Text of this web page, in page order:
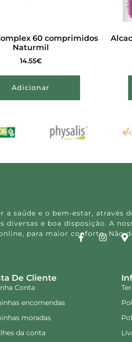
60 comprimidos
Naturmil
14.55€
Adicionar
a saúde e o bem-estar, através
e boa disposição. A
para maior conforto. Não
De Cliente
Conta
encomendas
moradas
da conta